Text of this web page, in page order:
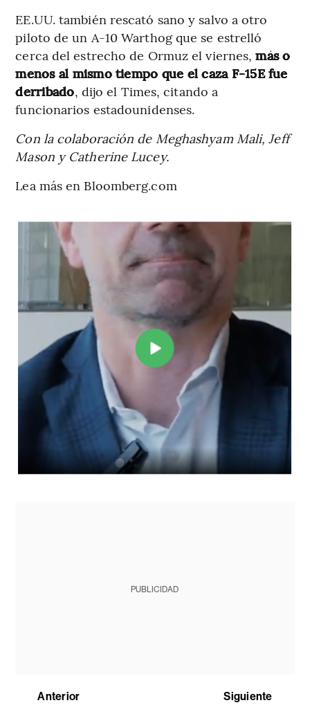
EE.UU. también rescató sano y salvo a otro
piloto de un A-10 Warthog que se estrelló
cerca del estrecho de Ormuz el viernes,más o
menos al mismo tiempo que el caza F-15E fue
derribado, dijo el Times, citando a
funcionarios estadounidenses.
Con la colaboración de Meghashyam Mali, Jeff
Mason y Catherine Lucey.
Lea más en Bloomberg.com
PUBLICIDAD
Anterior Siguiente